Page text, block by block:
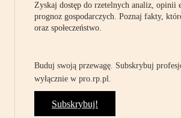
Zyskaj dostęp do rzetelnych analiz, opinii
prognoz gospodarczych. Poznaj fakty,
oraz społeczeństwo.
Buduj swoją przewagę. Subskrybuj
wyłącznie w pro.rp.pl.
Subskrybuj!